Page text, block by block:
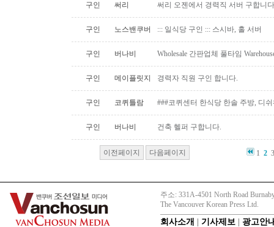
구인 써리 써리 오젠에서 경력직 서버 구합니다
구인 노스밴쿠버 ::: 일식당 구인 ::: 스시바, 홀 서버
구인 버나비 Wholesale 간판업체 풀타임
구인 메이플릿지 경력자 직원 구인 합니다.
구인 코퀴틀람 ###코퀴센터 한식당 한솔 주방, 디
구인 버나비 건축 헬퍼 구합니다.
이전페이지 다음페이지 1 2
주소: 331A-4501 North Road
The Vancouver Korean Press Ltd.
회사소개 기사제보 광고안